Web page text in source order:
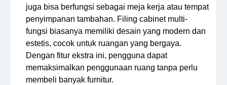
juga bisa berfungsi sebagai meja kerja atau tempat
penyimpanan tambahan. Filing cabinet multi-
fungsi biasanya memiliki desain yang modern dan
estetis, cocok untuk ruangan yang bergaya.
Dengan fitur ekstra ini, pengguna dapat
memaksimalkan penggunaan ruang tanpa perlu
membeli banyak furnitur.